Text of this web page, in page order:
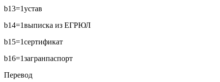
b13=1устав
b14=1выписка из ЕГРЮЛ
b15=1сертификат
b16=1загранпаспорт
Перевод